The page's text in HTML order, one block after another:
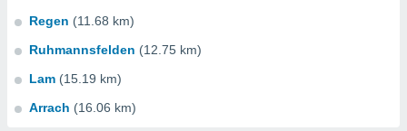
Regen (11.68 km)
Ruhmannsfelden (12.75 km)
Lam (15.19 km)
Arrach (16.06 km)